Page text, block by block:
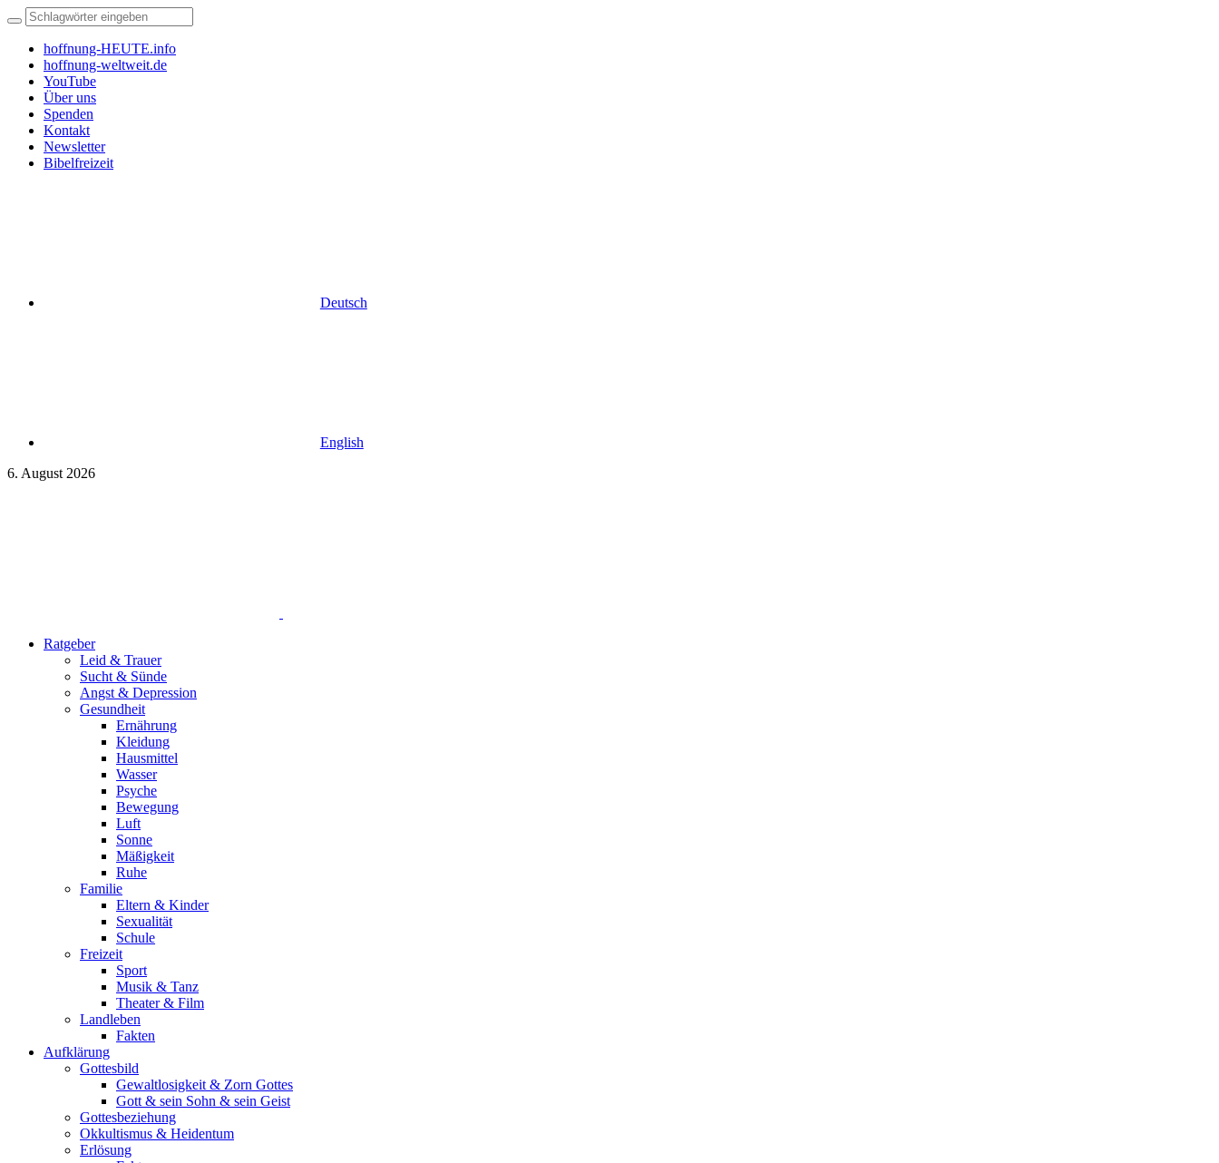
hoffnung-HEUTE.info
hoffnung-weltweit.de
YouTube
Über uns
Spenden
Kontakt
Newsletter
Bibelfreizeit
Deutsch
English
6. August 2026
Ratgeber
Leid & Trauer
Sucht & Sünde
Angst & Depression
Gesundheit
Ernährung
Kleidung
Hausmittel
Wasser
Psyche
Bewegung
Luft
Sonne
Mäßigkeit
Ruhe
Familie
Eltern & Kinder
Sexualität
Schule
Freizeit
Sport
Musik & Tanz
Theater & Film
Landleben
Fakten
Aufklärung
Gottesbild
Gewaltlosigkeit & Zorn Gottes
Gott & sein Sohn & sein Geist
Gottesbeziehung
Okkultismus & Heidentum
Erlösung